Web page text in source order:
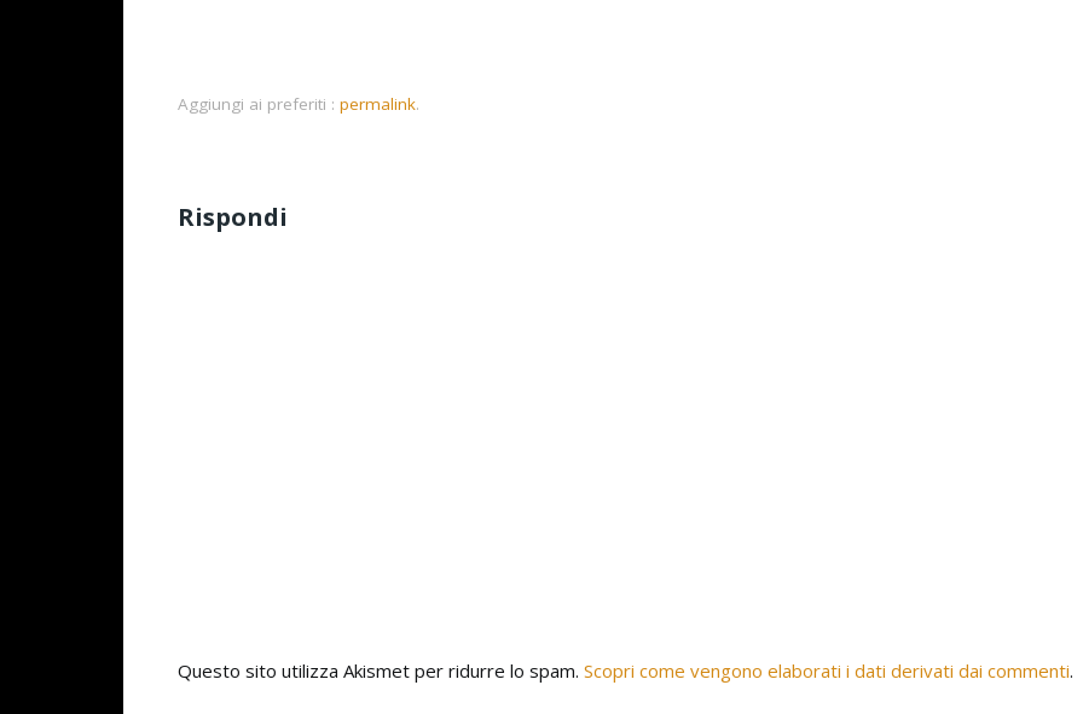
Aggiungi ai preferiti : permalink.
Rispondi
Questo sito utilizza Akismet per ridurre lo spam. Scopri come vengono elaborati i dati derivati dai commenti.